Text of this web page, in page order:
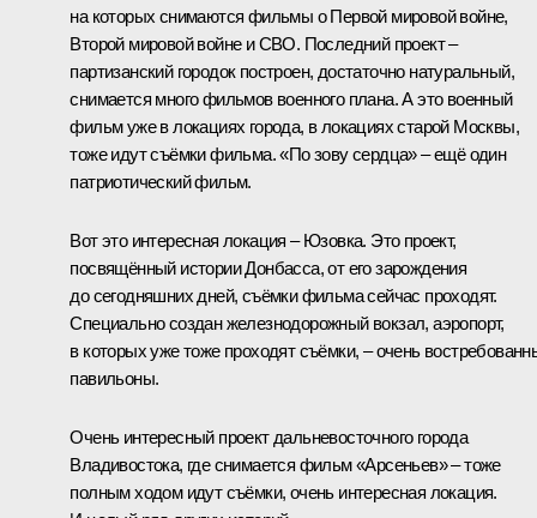
на которых снимаются фильмы о Первой мировой войне,
Второй мировой войне и СВО. Последний проект –
партизанский городок построен, достаточно натуральный,
снимается много фильмов военного плана. А это военный
фильм уже в локациях города, в локациях старой Москвы,
тоже идут съёмки фильма. «По зову сердца» – ещё один
патриотический фильм.
Вот это интересная локация – Юзовка. Это проект,
посвящённый истории Донбасса, от его зарождения
до сегодняшних дней, съёмки фильма сейчас проходят.
Специально создан железнодорожный вокзал, аэропорт,
в которых уже тоже проходят съёмки, – очень
павильоны.
Очень интересный проект дальневосточного города
Владивостока, где снимается фильм «Арсеньев» – тоже
полным ходом идут съёмки, очень интересная локация.